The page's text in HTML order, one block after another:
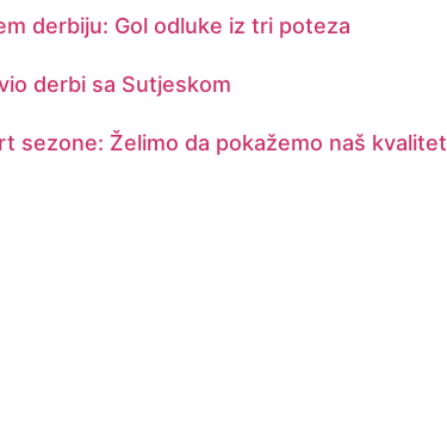
derbiju: Gol odluke iz tri poteza
derbi sa Sutjeskom
sezone: Želimo da pokažemo naš kvalitet